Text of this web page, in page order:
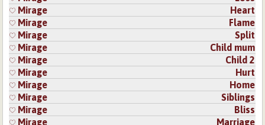
Mirage
Heart
Mirage
Flame
Mirage
Split
Mirage
Child mum
Mirage
Child 2
Mirage
Hurt
Mirage
Home
Mirage
Siblings
Mirage
Bliss
Mirage
Marriage